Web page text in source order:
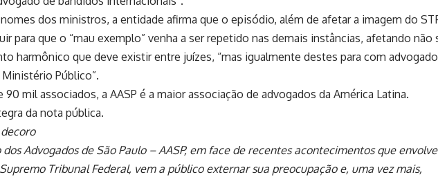
dos ministros, a entidade afirma que o episódio, além de afetar a imagem do
para que o “mau exemplo” venha a ser repetido nas demais instâncias, afetando não
harmônico que deve existir entre juízes, “mas igualmente destes para com
Público”.
90 mil associados, a AASP é a maior associação de advogados da América Latina.
da nota pública.
dos Advogados de São Paulo – AASP, em face de recentes acontecimentos que
Tribunal Federal, vem a público externar sua preocupação e, uma vez mais,